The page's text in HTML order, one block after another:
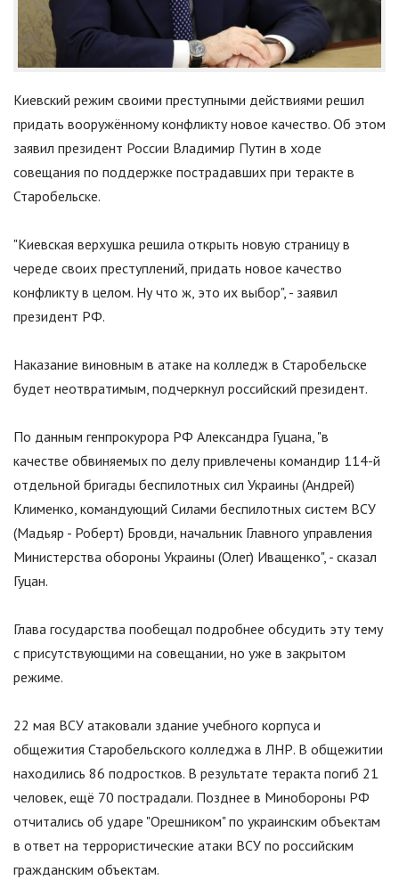
Киевский режим своими преступными действиями решил
придать вооружённому конфликту новое качество. Об этом
заявил президент России Владимир Путин в ходе
совещания по поддержке пострадавших при теракте в
Старобельске.
"Киевская верхушка решила открыть новую страницу в
череде своих преступлений, придать новое качество
конфликту в целом. Ну что ж, это их выбор", - заявил
президент РФ.
Наказание виновным в атаке на колледж в Старобельске
будет неотвратимым, подчеркнул российский президент.
По данным генпрокурора РФ Александра Гуцана, "в
качестве обвиняемых по делу привлечены командир 114-й
отдельной бригады беспилотных сил Украины (Андрей)
Клименко, командующий Силами беспилотных систем ВСУ
(Мадьяр - Роберт) Бровди, начальник Главного управления
Министерства обороны Украины (Олег) Иващенко", - сказал
Гуцан.
Глава государства пообещал подробнее обсудить эту тему
с присутствующими на совещании, но уже в закрытом
режиме.
22 мая ВСУ атаковали здание учебного корпуса и
общежития Старобельского колледжа в ЛНР. В общежитии
находились 86 подростков. В результате теракта погиб 21
человек, ещё 70 пострадали. Позднее в Минобороны РФ
отчитались об ударе "Орешником"по украинским объектам
в ответ на террористические атаки ВСУ по российским
гражданским объектам.